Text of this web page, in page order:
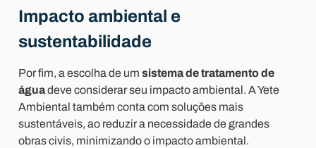
Impacto ambiental e
sustentabilidade
Por fim, a escolha de um sistema de tratamento de
águadeve considerar seu impacto ambiental. A Yete
Ambiental também conta com soluções mais
sustentáveis, ao reduzir a necessidade de grandes
obras civis, minimizando o impacto ambiental.